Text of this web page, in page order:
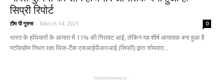
सिप्री रिपोर्ट
टीम पी गुरुस - March 14, 2023 0
भारत के हथियारों के आयात में 11% की गिरावट आई, लेकिन यह शीर्ष आयातक बना हुआ है
स्टॉकहोम स्थित रक्षा थिंक-टैंक एसआईपीआरआई (सिप्री) द्वारा सोमवार...
- Advertisement -